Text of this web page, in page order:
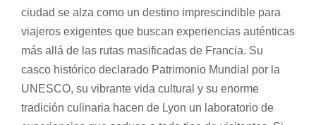
ciudad se alza como un destino imprescindible para
viajeros exigentes que buscan experiencias auténticas
más allá de las rutas masificadas de Francia. Su
casco histórico declarado Patrimonio Mundial por la
UNESCO, su vibrante vida cultural y su enorme
tradición culinaria hacen de Lyon un laboratorio de